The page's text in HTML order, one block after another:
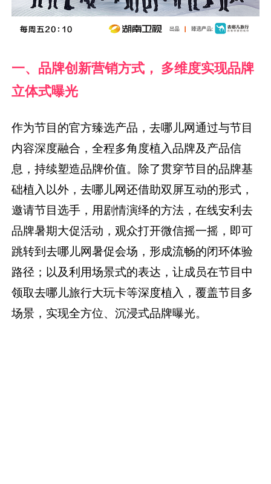
一、品牌创新营销方式， 多维度实现品牌
立体式曝光
作为节目的官方臻选产品，去哪儿网通过与节目
内容深度融合，全程多角度植入品牌及产品信
息，持续塑造品牌价值。除了贯穿节目的品牌基
础植入以外，去哪儿网还借助双屏互动的形式，
邀请节目选手，用剧情演绎的方法，在线安利去
品牌暑期大促活动，观众打开微信摇一摇，即可
跳转到去哪儿网暑促会场，形成流畅的闭环体验
路径；以及利用场景式的表达，让成员在节目中
领取去哪儿旅行大玩卡等深度植入，覆盖节目多
场景，实现全方位、沉浸式品牌曝光。